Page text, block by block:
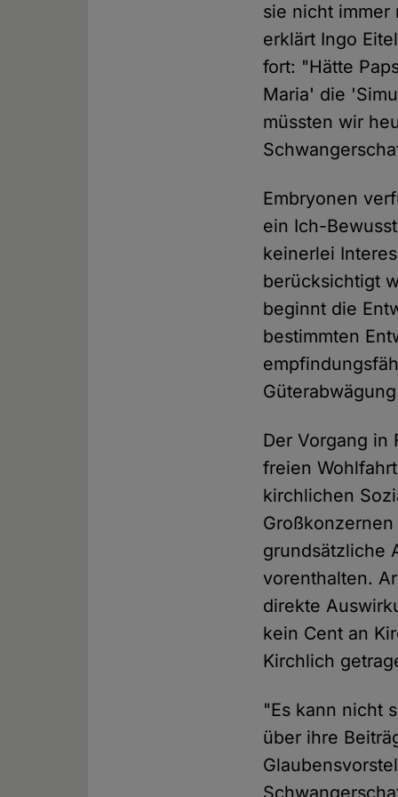
sie nicht immer
erklärt Ingo
fort: "Hätte
Maria' die
müssten wir
Embryonen
ein Ich-
keinerlei
berücksichtigt
beginnt die
bestimmten
Der Vorgang
freien
kirchlichen
grundsätzliche
vorenthalten.
direkte
kein Cent an
Kirchlich
"Es kann nicht
über ihre